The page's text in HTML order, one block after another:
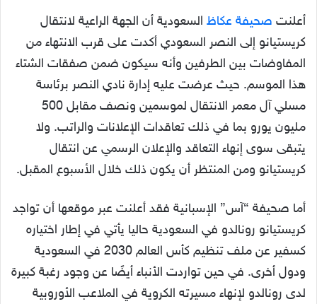
أعلنت صحيفة عكاظ السعودية أن الجهة الراعية لانتقال
كريستيانو إلى النصر السعودي أكدت على قرب الانتهاء من
المفاوضات بين الطرفين وأنه سيكون ضمن صفقات الشتاء
هذا الموسم. حيث عرضت عليه إدارة نادي النصر برئاسة
مسلي آل معمر الانتقال لموسمين ونصف مقابل 500
مليون يورو بما في ذلك تعاقدات الإعلانات والراتب. ولا
يتبقى سوى إنهاء التعاقد والإعلان الرسمي عن انتقال
كريستيانو ومن المنتظر أن يكون ذلك خلال الأسبوع المقبل.
أما صحيفة “آس” الإسبانية فقد أعلنت عبر موقعها أن تواجد
كريستيانو رونالدو في السعودية حاليا يأتي في إطار اختياره
كسفير عن ملف تنظيم كأس العالم 2030 في السعودية
ودول أخرى. في حين تواردت الأنباء أيضًا عن وجود رغبة كبيرة
لدى رونالدو لإنهاء مسيرته الكروية في الملاعب الأوروبية